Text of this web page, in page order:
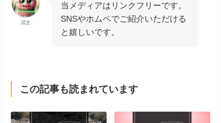
沼主
当メディアはリンクフリーです。
SNSやホムペでご紹介いただける
と嬉しいです。
この記事も読まれています